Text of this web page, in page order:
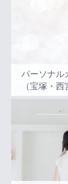
パーソナル
（宝塚・西